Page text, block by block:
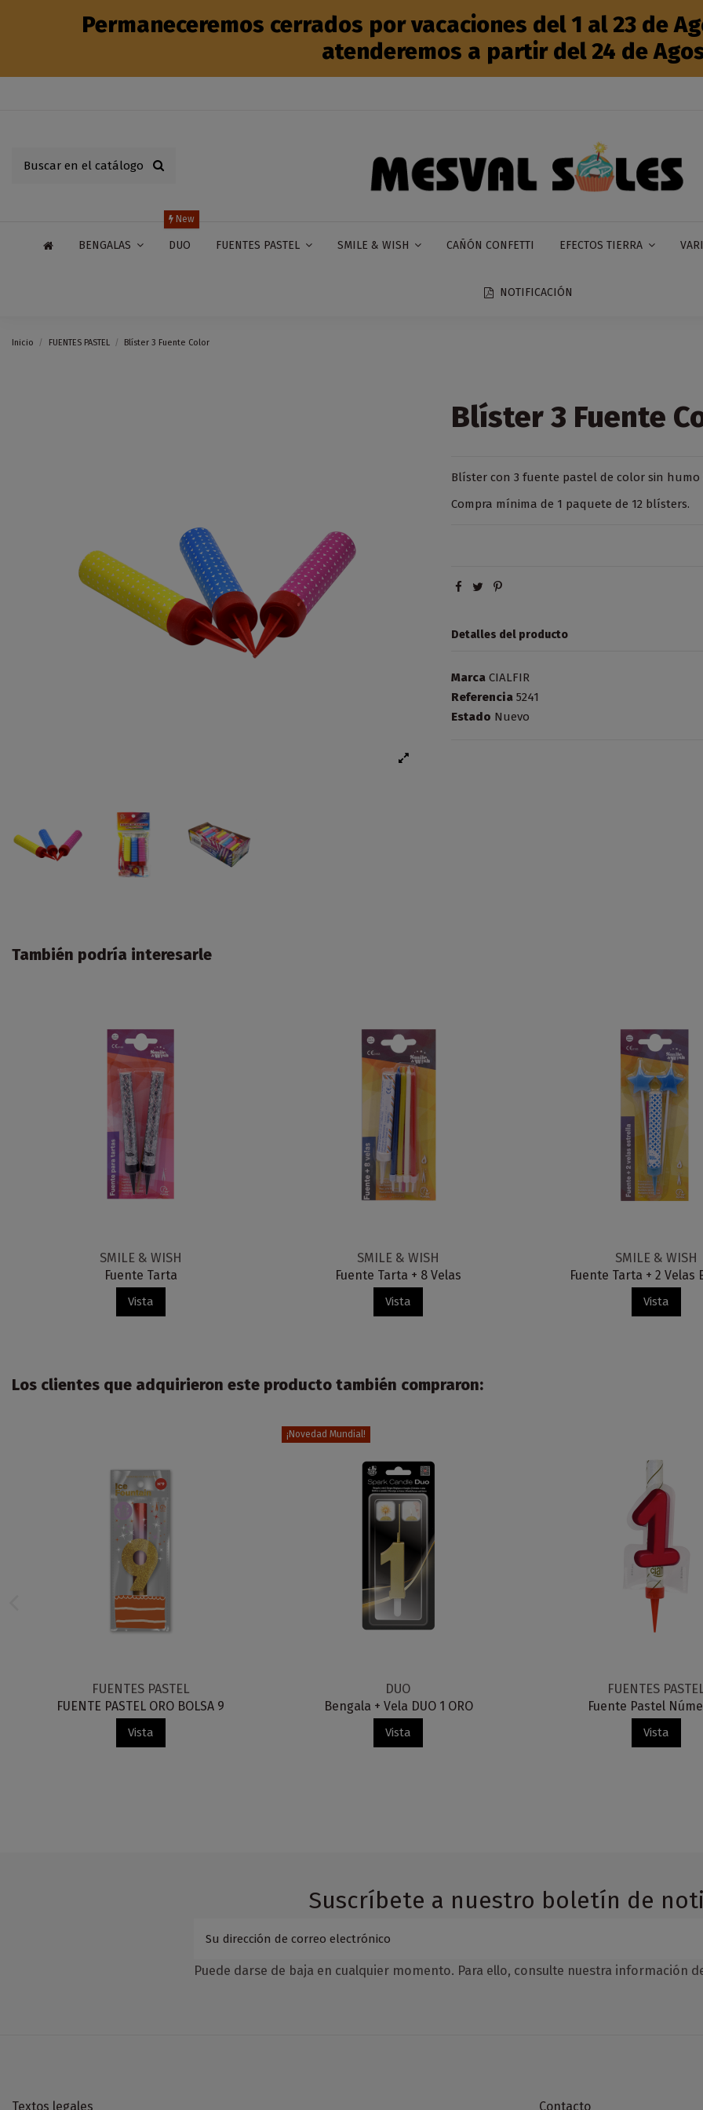
Permaneceremos cerrados por vacaciones del 1 al 23 de
atenderemos a partir del 24 de
BENGALAS DUO
New
FUENTES PASTEL SMILE & WISH CAÑÓN CONFETTI EFECTOS TIERRA
NOTIFICACIÓN
Inicio FUENTES PASTEL Blíster 3 Fuente Color
Blíster 3 Fuente
Blíster con 3 fuente pastel de color sin humo
Compra mínima de 1 paquete de 12 blísters.
Detalles del producto
Marca CIALFIR
Referencia 5241
Estado Nuevo
También podría interesarle
SMILE & WISH
Fuente Tarta
Vista
SMILE & WISH
Fuente Tarta + 8 Velas
Vista
SMILE & WISH
Fuente Tarta + 2 Velas
Vista
Los clientes que adquirieron este producto también compraron:
FUENTES PASTEL
FUENTE PASTEL ORO BOLSA 9
Vista
¡Novedad Mundial!
DUO
Bengala + Vela DUO 1 ORO
Vista
FUENTES
Fuente Pastel
Vista
Suscríbete a nuestro boletín de
Puede darse de baja en cualquier momento. Para ello, consulte nuestra información
Textos legales Contacto